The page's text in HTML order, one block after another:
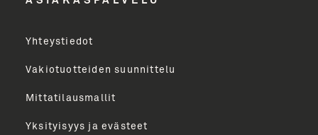
Yhteystiedot
Vakiotuotteiden suunnittelu
Mittatilausmallit
Yksityisyys ja evästeet